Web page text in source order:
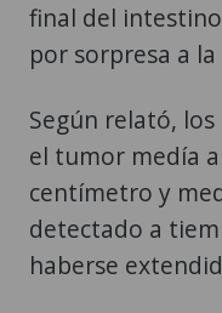
final del
por sorpresa a
Según relató,
el tumor medía
centímetro y
detectado a
haberse